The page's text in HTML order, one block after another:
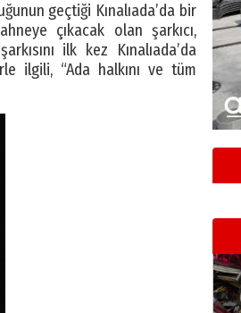
geçtiği Kınalıada’da bir
çıkacak olan şarkıcı,
ilk kez Kınalıada’da
ilgili, “Ada halkını ve tüm